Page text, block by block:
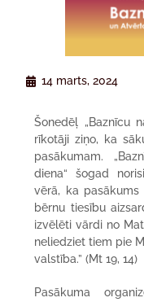
14 marts, 2024
Šonedēļ „Baznīcu
rīkotāji ziņo, ka
pasākumam.
diena“ šogad
vērā, ka pasākums
bērnu tiesību
izvēlēti vārdi no
neliedziet tiem pie
valstība.” (Mt 19, 14)
Pasākuma